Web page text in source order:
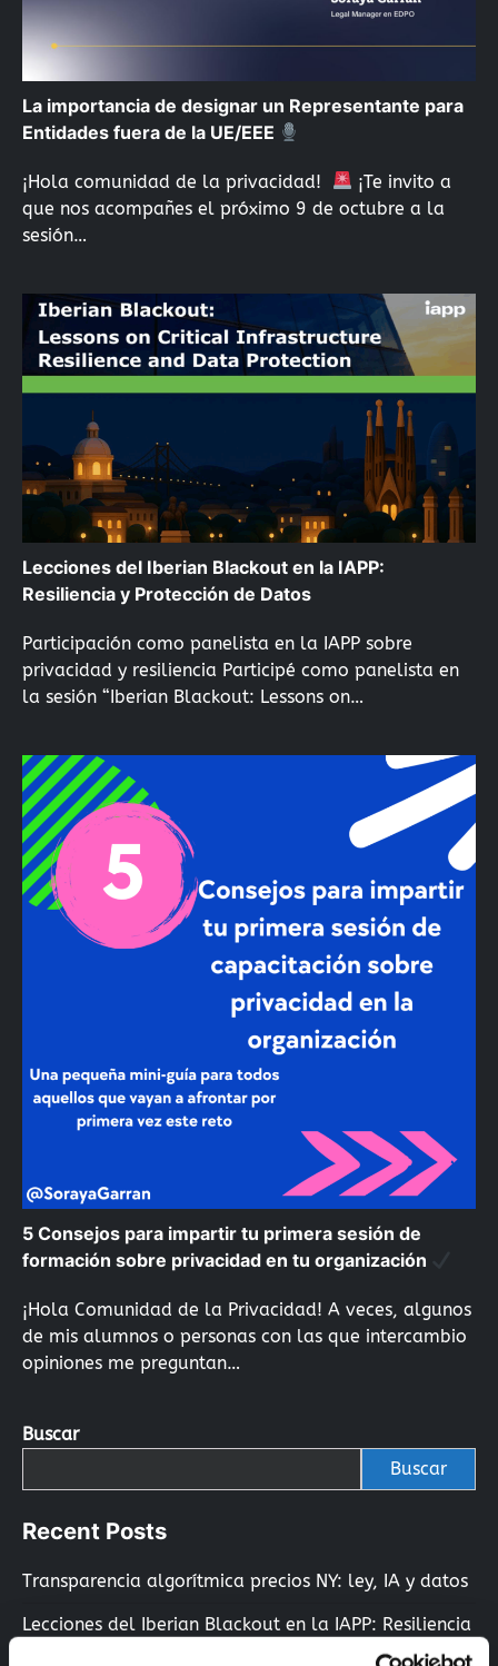
La importancia de designar un Representante para
Entidades fuera de la UE/EEE
¡Hola comunidad de la privacidad!
¡Te invito a
que nos acompañes el próximo 9 de octubre a la
sesión…
Lecciones del Iberian Blackout en la IAPP:
Resiliencia y Protección de Datos
Participación como panelista en la IAPP sobre
privacidad y resiliencia Participé como panelista en
la sesión “Iberian Blackout: Lessons on…
5 Consejos para impartir tu primera sesión de
formación sobre privacidad en tu organización
¡Hola Comunidad de la Privacidad! A veces, algunos
de mis alumnos o personas con las que intercambio
opiniones me preguntan…
Buscar
Buscar
Recent Posts
Transparencia algorítmica precios NY: ley, IA y datos
Lecciones del Iberian Blackout en la IAPP: Resiliencia